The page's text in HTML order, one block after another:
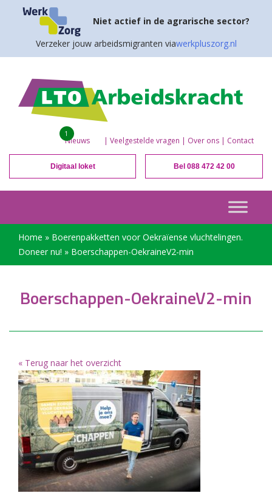
Niet actief in de agrarische sector?
Verzeker jouw arbeidsmigranten viawerkpluszorg.nl
Nieuws
1
| Veelgestelde vragen | Over ons | Contact
Digitaal loket Bel 088 472 42 00
Home » Boerenpakketten voor Oekraïense vluchtelingen.
Doneer nu! » Boerschappen-OekraineV2-min
Boerschappen-OekraineV2-min
« Terug naar het overzicht